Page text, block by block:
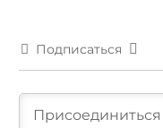
Подписаться